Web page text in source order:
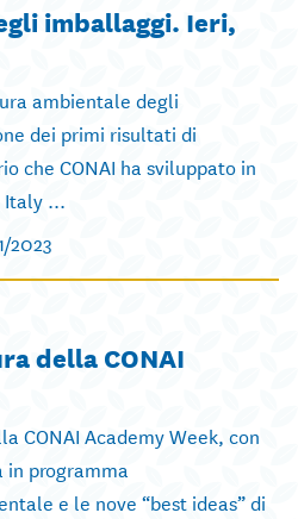
imballaggi. Ieri,
ambientale degli
dei primi risultati di
che CONAI ha sviluppato in
Italy ...
2023
della CONAI
CONAI Academy Week, con
programma
e le nove “best ideas” di